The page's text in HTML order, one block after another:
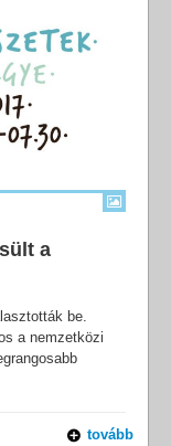
a
be.
a nemzetközi
tovább